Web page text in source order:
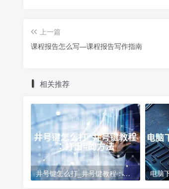
上一篇
课程报告怎么写—课程报告写作指南
相关推荐
井号键怎么打_井号键教程：打出#的方法